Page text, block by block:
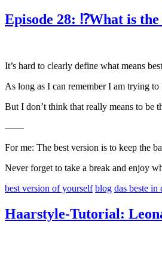
Episode 28: ⁉️What is
It’s hard to clearly define what means
As long as I can remember I am trying
But I don’t think that really means to be
——
For me: The best version is to keep the
Never forget to take a break and enjoy
best version of yourself blog das beste in
Haarstyle-Tutorial: